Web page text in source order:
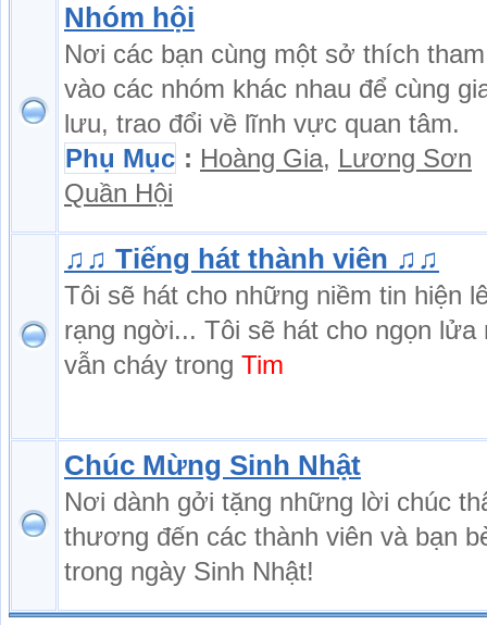
Nhóm hội
Nơi các bạn cùng một sở thích
vào các nhóm khác nhau để cùng
lưu, trao đổi về lĩnh vực quan tâm.
Phụ Mục : Hoàng Gia, Lương Sơn
Quần Hội
♫♫ Tiếng hát thành viên ♫♫
Tôi sẽ hát cho những niềm tin hiện
rạng ngời... Tôi sẽ hát cho ngọn lửa
vẫn cháy trong Tim
Chúc Mừng Sinh Nhật
Nơi dành gởi tặng những lời chúc
thương đến các thành viên và bạn
trong ngày Sinh Nhật!